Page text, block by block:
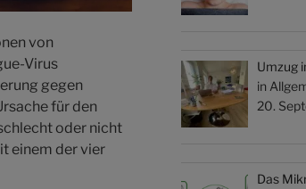
von
Virus
gegen
für den
oder nicht
einem der vier
Umzug
in
20.
Das